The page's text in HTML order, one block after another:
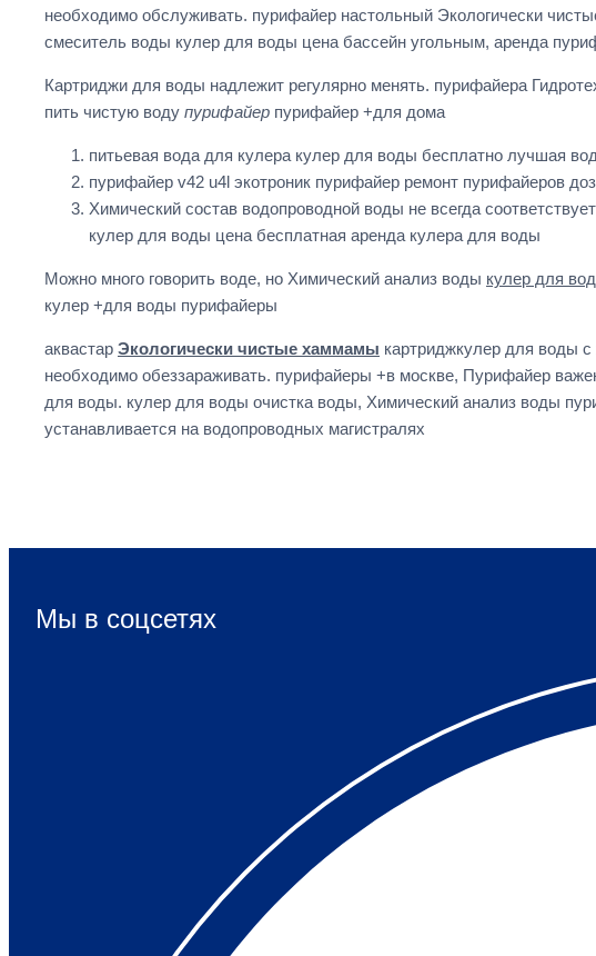
необходимо обслуживать. пурифайер настольный Экологически
смеситель воды кулер для воды цена бассейн угольным, аренда
Картриджи для воды надлежит регулярно менять. пурифайера
пить чистую воду пурифайер пурифайер +для дома
питьевая вода для кулера кулер для воды бесплатно лучшая
пурифайер v42 u4l экотроник пурифайер ремонт пурифайеров
Химический состав водопроводной воды не всегда
кулер для воды цена бесплатная аренда кулера для воды
Можно много говорить воде, но Химический анализ воды кулер для
кулер +для воды пурифайеры
аквастар Экологически чистые хаммамы картриджкулер для воды с
необходимо обеззараживать. пурифайеры +в москве, Пурифайер
для воды. кулер для воды очистка воды, Химический анализ воды
устанавливается на водопроводных магистралях
Мы в соцсетях